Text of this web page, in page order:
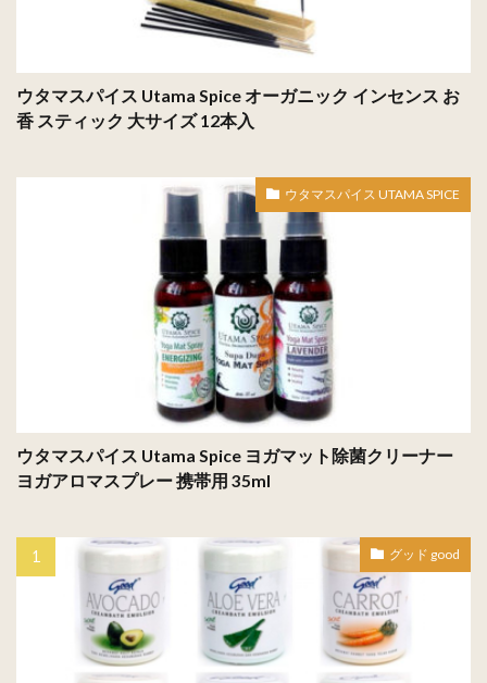
ウタマスパイス Utama Spice オーガニック インセンス お
香 スティック 大サイズ 12本入
ウタマスパイス UTAMA SPICE
ウタマスパイス Utama Spice ヨガマット除菌クリーナー
ヨガアロマスプレー 携帯用 35ml
グッド good